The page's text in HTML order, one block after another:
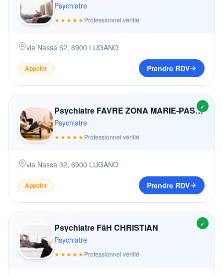
Psychiatre
★★★★★Professionnel vérifié
via Nassa 62, 6900 LUGANO
Appeler Prendre RDV
✓
Psychiatre FAVRE ZONA MARIE-PASCALE
Psychiatre
★★★★★Professionnel vérifié
via Nassa 32, 6900 LUGANO
Appeler Prendre RDV
✓
Psychiatre FäH CHRISTIAN
Psychiatre
★★★★★Professionnel vérifié